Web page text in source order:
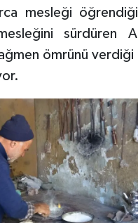
mesleği öğrendiği
sürdüren
ömrünü verdiği